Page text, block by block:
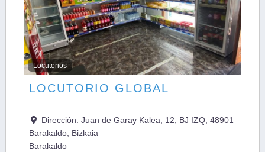
Locutorios
LOCUTORIO GLOBAL
Dirección:Juan de Garay Kalea, 12, BJ IZQ, 48901
Barakaldo, Bizkaia
Barakaldo